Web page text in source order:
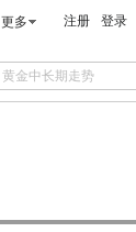
更多 注册 登录